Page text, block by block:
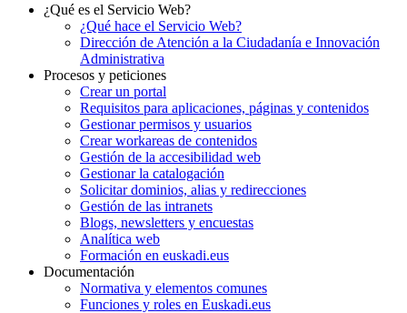
¿Qué es el Servicio Web?
¿Qué hace el Servicio Web?
Dirección de Atención a la Ciudadanía e Innovación
Administrativa
Procesos y peticiones
Crear un portal
Requisitos para aplicaciones, páginas y contenidos
Gestionar permisos y usuarios
Crear workareas de contenidos
Gestión de la accesibilidad web
Gestionar la catalogación
Solicitar dominios, alias y redirecciones
Gestión de las intranets
Blogs, newsletters y encuestas
Analítica web
Formación en euskadi.eus
Documentación
Normativa y elementos comunes
Funciones y roles en Euskadi.eus